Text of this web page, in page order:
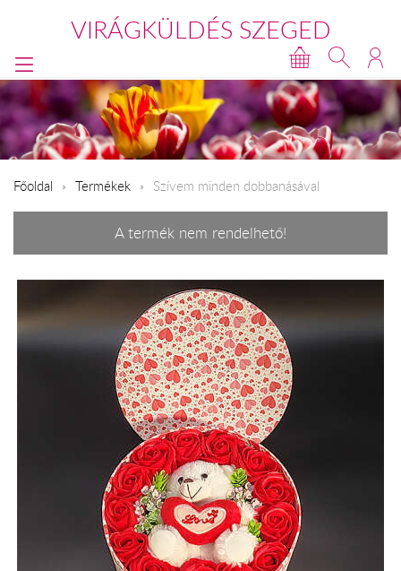
VIRÁGKÜLDÉS SZEGED
Főoldal Termékek Szívem minden dobbanásával
A termék nem rendelhető!